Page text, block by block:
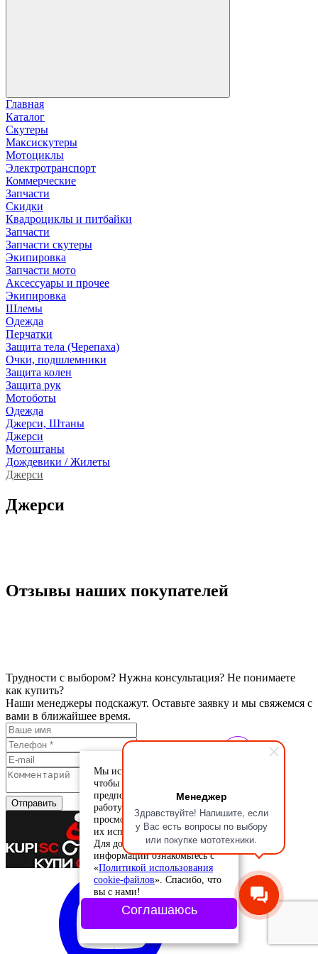
Менеджер
Здравствуйте! Напишите, если
у Вас есть вопросы по выбору
или покупке мототехники.
Главная
Каталог
Скутеры
Максискутеры
Мотоциклы
Электротранспорт
Коммерческие
Запчасти
Скидки
Квадроциклы и питбайки
Запчасти
Запчасти скутеры
Экипировка
Запчасти мото
Аксессуары и прочее
Экипировка
Шлемы
Одежда
Перчатки
Защита тела (Черепаха)
Очки, подшлемники
Защита колен
Защита рук
Мотоботы
Одежда
Джерси, Штаны
Джерси
Мотоштаны
Дождевики / Жилеты
Джерси
Джерси
Отзывы наших покупателей
Трудности с выбором? Нужна консультация? Не понимаете
как купить?
Наши менеджеры подскажут. Оставьте заявку и мы свяжемся с
вами в ближайшее время.
Отправить
Мы используем cookie-файлы,
чтобы учесть ваши
предпочтения и улучшить
работу сайта. Продолжая
просмотр, вы соглашаетесь с
их использованием.
Для дополнительной
информации ознакомьтесь с
«Политикой использования
cookie-файлов». Спасибо, что
вы с нами!
Соглашаюсь